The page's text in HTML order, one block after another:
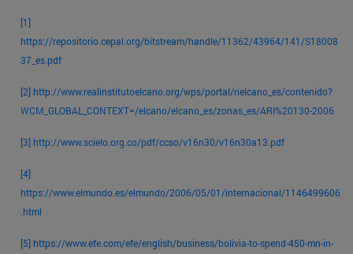
[1]
https://repositorio.cepal.org/bitstream/handle/11362/43964/141/S18008
37_es.pdf
[2] http://www.realinstitutoelcano.org/wps/portal/rielcano_es/contenido?
WCM_GLOBAL_CONTEXT=/elcano/elcano_es/zonas_es/ARI%20130-2006
[3] http://www.scielo.org.co/pdf/ccso/v16n30/v16n30a13.pdf
[4]
https://www.elmundo.es/elmundo/2006/05/01/internacional/1146499606
.html
[5] https://www.efe.com/efe/english/business/bolivia-to-spend-450-mn-in-